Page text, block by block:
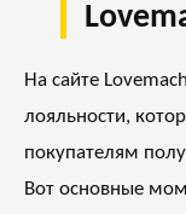
На сайте
лояльности,
покупателям
Вот основные